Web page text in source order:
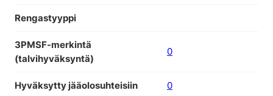
Rengastyyppi
3PMSF-merkintä
(talvihyväksyntä)
0
Hyväksytty jääolosuhteisiin 0